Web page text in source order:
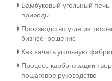
Бамбуковый угольный
природы
Производство угля из
бизнес-решение
Как начать угольную
Процесс карбонизации
пошаговое руководство